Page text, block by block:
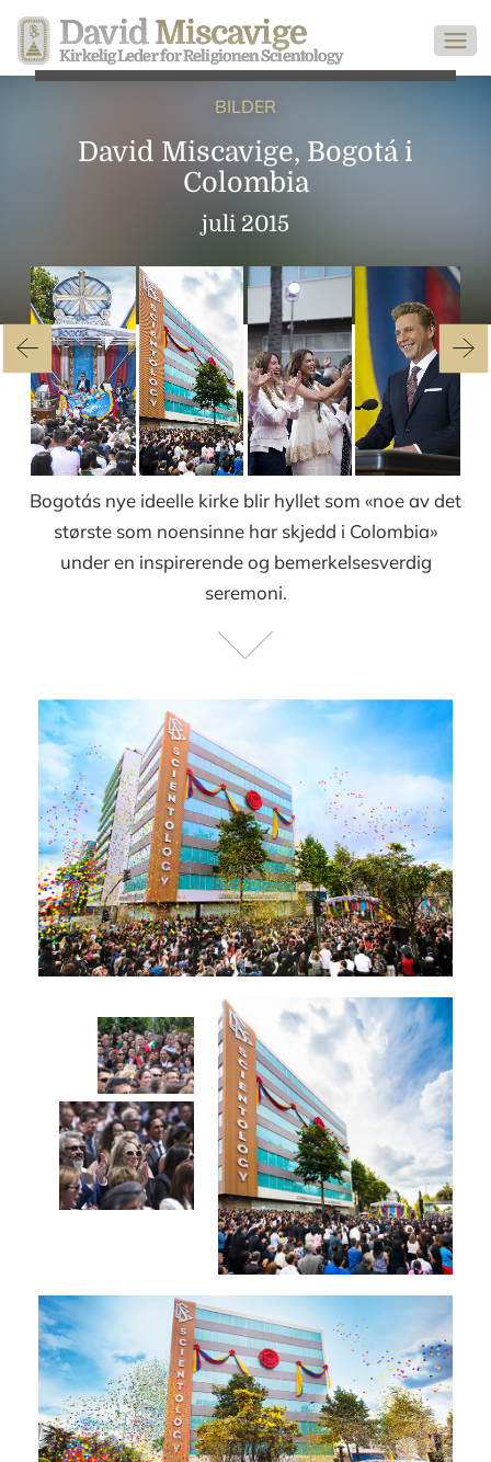
David Miscavige
Kirkelig Leder for Religionen Scientology
BILDER
David Miscavige, Bogotá i
Colombia
juli 2015
Bogotás nye ideelle kirke blir hyllet som «noe av det
største som noensinne har skjedd i Colombia»
under en inspirerende og bemerkelsesverdig
seremoni.